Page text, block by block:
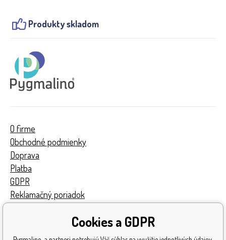
Produkty skladom
O firme
Obchodné podmienky
Doprava
Platba
GDPR
Reklamačný poriadok
Získané ocenenia
Cookies a GDPR